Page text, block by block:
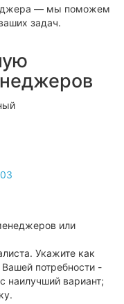
— мы поможем
задач.
или
Укажите как
потребности -
наилучший вариант;